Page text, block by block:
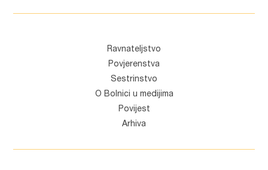
Ravnateljstvo
Povjerenstva
Sestrinstvo
O Bolnici u medijima
Povijest
Arhiva